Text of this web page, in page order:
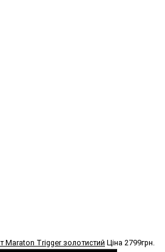
Maraton Trigger золотистий Ціна 2799грн.